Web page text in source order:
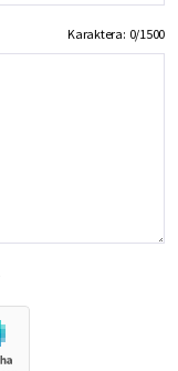
Karaktera: 0/1500